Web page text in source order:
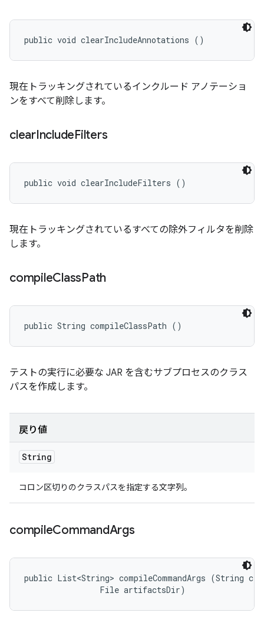
public void clearIncludeAnnotations ()
現在トラッキングされているインクルード アノテーショ
ンをすべて削除します。
clearIncludeFilters
public void clearIncludeFilters ()
現在トラッキングされているすべての除外フィルタを削除
します。
compileClassPath
public String compileClassPath ()
テストの実行に必要な JAR を含むサブプロセスのクラス
パスを作成します。
戻り値
String
コロン区切りのクラスパスを指定する文字列。
compileCommandArgs
public List<String> compileCommandArgs (String
                File artifactsDir)